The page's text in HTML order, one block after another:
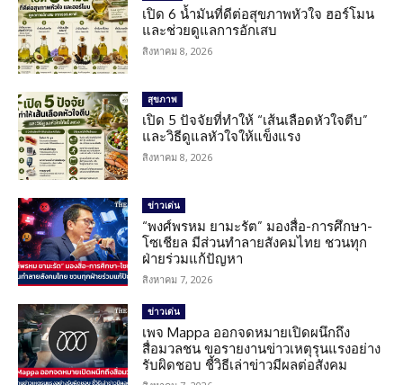
เปิด 6 น้ำมันที่ดีต่อสุขภาพหัวใจ ฮอร์โมน
และช่วยดูแลการอักเสบ
สิงหาคม 8, 2026
สุขภาพ
เปิด 5 ปัจจัยที่ทำให้ “เส้นเลือดหัวใจตีบ”
และวิธีดูแลหัวใจให้แข็งแรง
สิงหาคม 8, 2026
ข่าวเด่น
“พงศ์พรหม ยามะรัต” มองสื่อ-การศึกษา-
โซเชียล มีส่วนทำลายสังคมไทย ชวนทุก
ฝ่ายร่วมแก้ปัญหา
สิงหาคม 7, 2026
ข่าวเด่น
เพจ Mappa ออกจดหมายเปิดผนึกถึง
สื่อมวลชน ขอรายงานข่าวเหตุรุนแรงอย่าง
รับผิดชอบ ชี้วิธีเล่าข่าวมีผลต่อสังคม